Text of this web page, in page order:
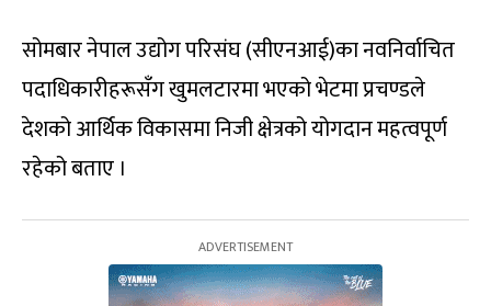
सोमबार नेपाल उद्योग परिसंघ (सीएनआई)का नवनिर्वाचित
पदाधिकारीहरूसँग खुमलटारमा भएको भेटमा प्रचण्डले
देशको आर्थिक विकासमा निजी क्षेत्रको योगदान महत्वपूर्ण
रहेको बताए ।